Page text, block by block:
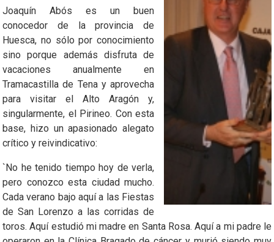
Joaquín Abós es un buen
conocedor de la provincia de
Huesca, no sólo por conocimiento
sino porque además disfruta de
vacaciones anualmente en
Tramacastilla de Tena y aprovecha
para visitar el Alto Aragón y,
singularmente, el Pirineo. Con esta
base, hizo un apasionado alegato
crítico y reivindicativo:
`No he tenido tiempo hoy de verla,
pero conozco esta ciudad mucho.
Cada verano bajo aquí a las Fiestas
de San Lorenzo a las corridas de
toros. Aquí estudió mi madre en Santa Rosa. Aquí a mi padre le